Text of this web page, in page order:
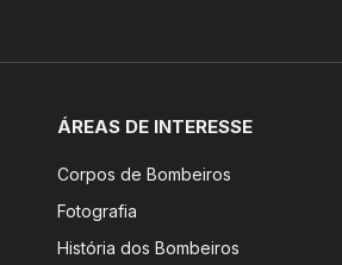
ÁREAS DE INTERESSE
Corpos de Bombeiros
Fotografia
História dos Bombeiros